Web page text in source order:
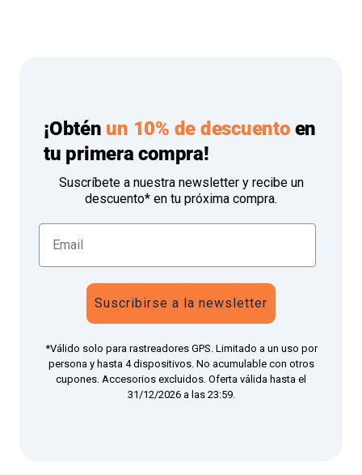
¡Obtén un 10% de descuentoen
tu primera compra!
Suscríbete a nuestra newsletter y recibe un
descuento* en tu próxima compra.
Suscribirse a la newsletter
*Válido solo para rastreadores GPS. Limitado a un uso por
persona y hasta 4 dispositivos. No acumulable con otros
cupones. Accesorios excluidos. Oferta válida hasta el
31/12/2026 a las 23:59.